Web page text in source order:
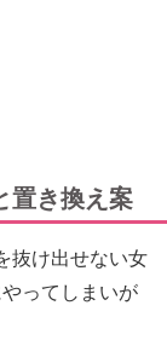
置き換え案
抜け出せない女
ってしまいが